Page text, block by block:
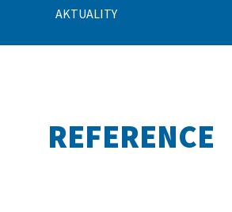
AKTUALITY
REFERENCE